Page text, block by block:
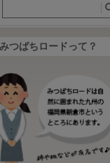
みつばちロードって？